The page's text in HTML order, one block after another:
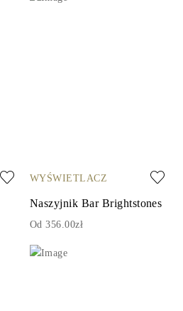
WYŚWIETLACZ
Naszyjnik Bar Brightstones
Od 356.00zł